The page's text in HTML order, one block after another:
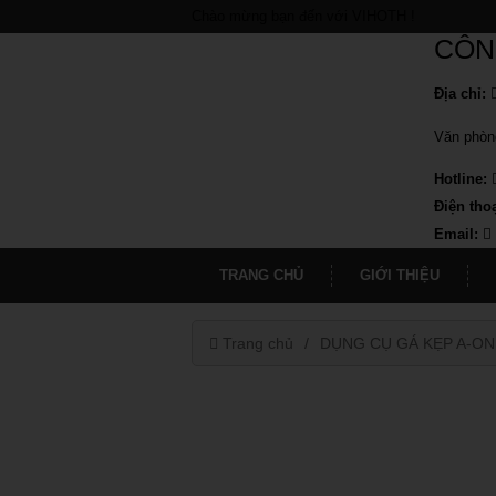
Địa chỉ:
Văn
Hotline:
Điện
Email:
TRANG CHỦ GIỚI THIỆU
Trang chủ DỤNG CỤ GÁ KẸP A-